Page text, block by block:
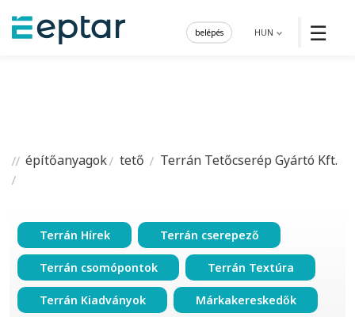
☰
HUN
belépés
építőanyagok tető Terrán Tetőcserép Gyártó Kft.
Terrán Hírek Terrán cserepező
Terrán csomópontok Terrán Textúra
Terrán Kiadványok Márkakereskedők